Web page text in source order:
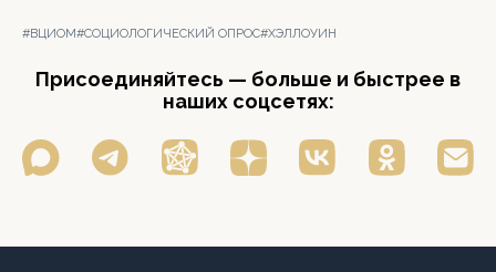
#ВЦИОМ#СОЦИОЛОГИЧЕСКИЙ ОПРОС#ХЭЛЛОУИН
Присоединяйтесь — больше и быстрее в
наших соцсетях: